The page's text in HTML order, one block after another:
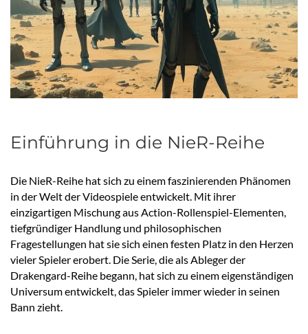
Einführung in die NieR-Reihe
Die NieR-Reihe hat sich zu einem faszinierenden Phänomen
in der Welt der Videospiele entwickelt. Mit ihrer
einzigartigen Mischung aus Action-Rollenspiel-Elementen,
tiefgründiger Handlung und philosophischen
Fragestellungen hat sie sich einen festen Platz in den Herzen
vieler Spieler erobert. Die Serie, die als Ableger der
Drakengard-Reihe begann, hat sich zu einem eigenständigen
Universum entwickelt, das Spieler immer wieder in seinen
Bann zieht.